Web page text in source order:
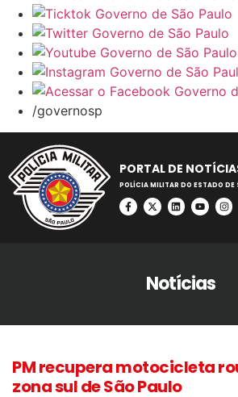
/governosp
PORTAL DE
POLÍCIA MILITAR DO ESTADO DE
Notícias
PM recupera motocicleta
zona sul de São Paulo